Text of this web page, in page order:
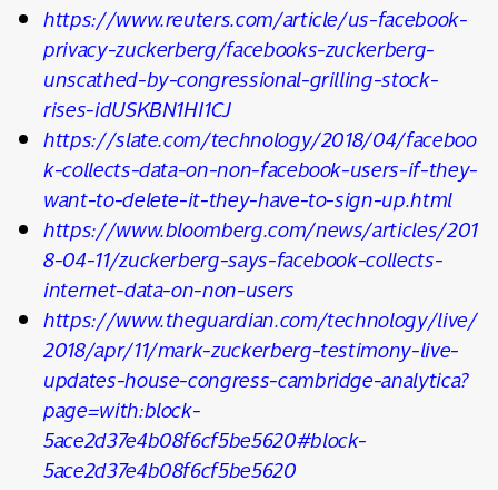
https://www.reuters.com/article/us-facebook-
privacy-zuckerberg/facebooks-zuckerberg-
unscathed-by-congressional-grilling-stock-
rises-idUSKBN1HI1CJ
https://slate.com/technology/2018/04/faceboo
k-collects-data-on-non-facebook-users-if-they-
want-to-delete-it-they-have-to-sign-up.html
https://www.bloomberg.com/news/articles/201
8-04-11/zuckerberg-says-facebook-collects-
internet-data-on-non-users
https://www.theguardian.com/technology/live/
2018/apr/11/mark-zuckerberg-testimony-live-
updates-house-congress-cambridge-analytica?
page=with:block-
5ace2d37e4b08f6cf5be5620#block-
5ace2d37e4b08f6cf5be5620